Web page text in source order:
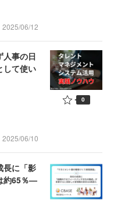
2025/06/12
人事の日
て使い
2025/06/10
0
長に「影
約65％—